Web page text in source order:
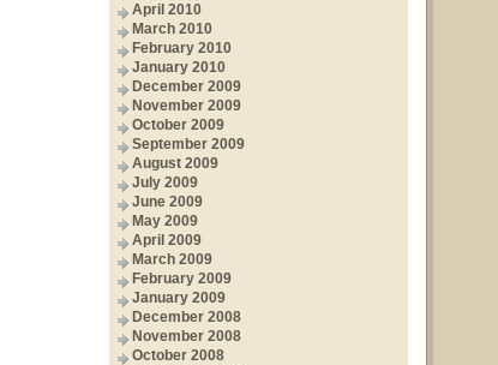
April 2010
March 2010
February 2010
January 2010
December 2009
November 2009
October 2009
September 2009
August 2009
July 2009
June 2009
May 2009
April 2009
March 2009
February 2009
January 2009
December 2008
November 2008
October 2008